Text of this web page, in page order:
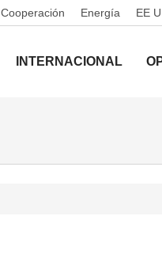
Cooperación Energía EE
INTERNACIONAL